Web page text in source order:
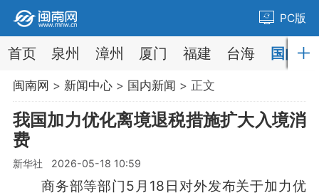
PC版
首页 泉州 漳州 厦门 福建 台海 国内
闽南网 > 新闻中心> 国内新闻 > 正文
我国加力优化离境退税措施扩大入境消
费
新华社 2026-05-18 10:59
商务部等部门5月18日对外发布关于加力优